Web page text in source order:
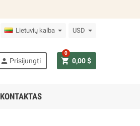
Lietuvių kalba USD
person Prisijungti shopping_cart 0,00 $
0
KONTAKTAS